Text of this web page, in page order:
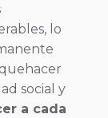
lo
social y
a cada